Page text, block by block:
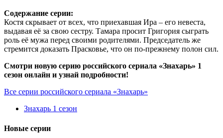
Содержание серии:
Костя скрывает от всех, что приехавшая Ира – его невеста,
выдавая её за свою сестру. Тамара просит Григория сыграть
роль её мужа перед своими родителями. Председатель же
стремится доказать Прасковье, что он по-прежнему полон сил.
Смотри новую серию российского сериала «Знахарь» 1
сезон онлайн и узнай подробности!
Все серии российского сериала «Знахарь»
Знахарь 1 сезон
Новые серии